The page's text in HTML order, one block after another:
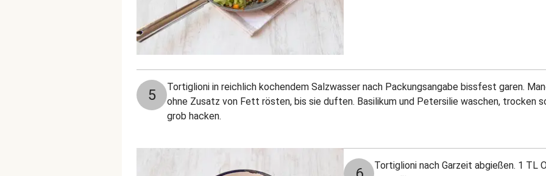
5
Tortiglioni in reichlich kochendem Salzwasser nach Packungsangabe bissfest garen.
ohne Zusatz von Fett rösten, bis sie duften. Basilikum und Petersilie waschen, trocken
grob hacken.
Tortiglioni nach Garzeit abgießen. 1 TL